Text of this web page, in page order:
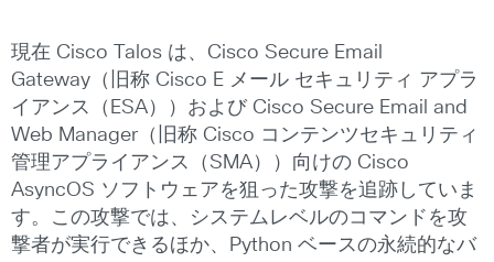
現在 Cisco Talos は、Cisco Secure Email
Gateway（旧称 Cisco E メール セキュリティ アプラ
イアンス（ESA））および Cisco Secure Email and
Web Manager（旧称 Cisco コンテンツセキュリティ
管理アプライアンス（SMA））向けの Cisco
AsyncOS ソフトウェアを狙った攻撃を追跡していま
す。この攻撃では、システムレベルのコマンドを攻
撃者が実行できるほか、Python ベースの永続的なバ